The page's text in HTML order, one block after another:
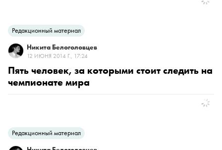
Редакционный материал
Никита Белоголовцев
12 ИЮНЯ 2014 Г., 17:24
Пять человек, за которыми стоит следить на
чемпионате мира
Редакционный материал